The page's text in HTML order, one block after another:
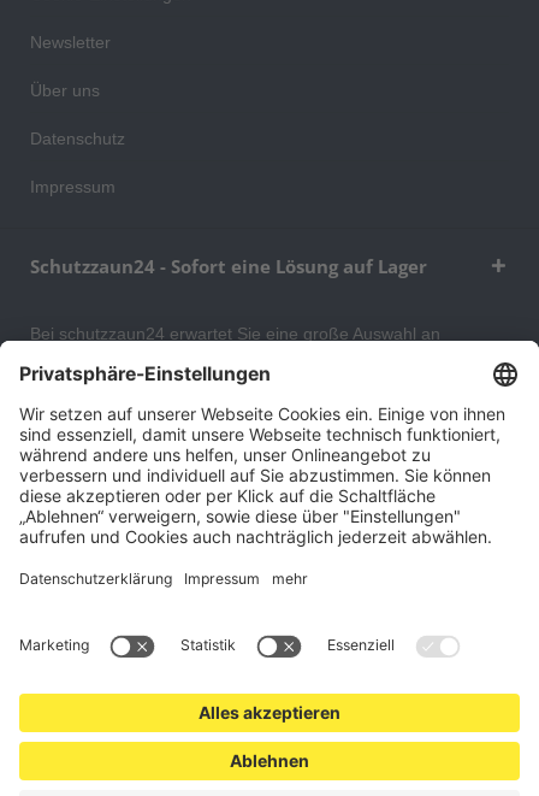
Newsletter
Über uns
Datenschutz
Impressum
Schutzzaun24 - Sofort eine Lösung auf Lager
Bei schutzzaun24 erwartet Sie eine große Auswahl an
Schutzgittern, Schutzeinrichtungen, Absturzsicherungen und
auch Ihr Wohngebäude optimal organisieren und sichern
können. An unserem Versandlager bevorraten wir ein großes
Sortiment von Lagerartikeln, welche innerhalb von 48 Stunden
versandbereit sind.
Cookie-Einstellungen Über uns
freibleibend. Solange der Vorrat reicht.
© 2026 schutzzaun24.at